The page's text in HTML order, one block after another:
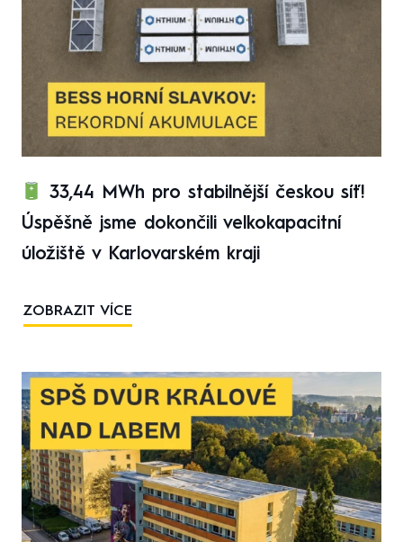
33,44 MWh pro stabilnější českou síť!
Úspěšně jsme dokončili velkokapacitní
úložiště v Karlovarském kraji
ZOBRAZIT VÍCE